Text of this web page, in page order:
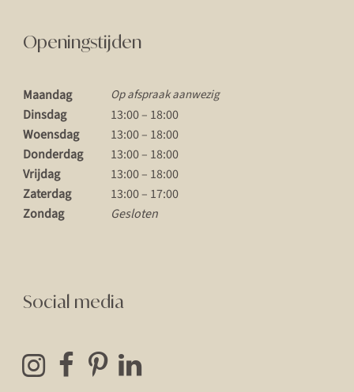
Openingstijden
Maandag Op afspraak aanwezig
Dinsdag
13:00 – 18:00
Woensdag
13:00 – 18:00
Donderdag
13:00 – 18:00
Vrijdag
13:00 – 18:00
Zaterdag
13:00 – 17:00
Zondag
Gesloten
Social media